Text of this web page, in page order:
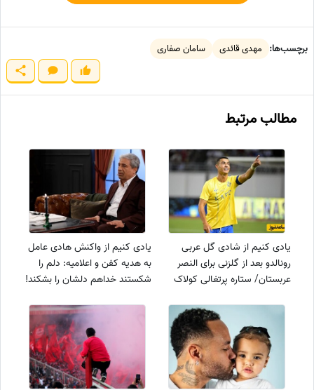
برچسب‌ها: مهدی قائدی سامان صفاری
مطالب مرتبط
یادی کنیم از شادی گل عربی
رونالدو بعد از گلزنی برای النصر
عربستان/ ستاره پرتغالی کولاک
یادی کنیم از واکنش هادی عامل
به هدیه کفن و اعلامیه: دلم را
شکستند خداهم دلشان را بشکند!